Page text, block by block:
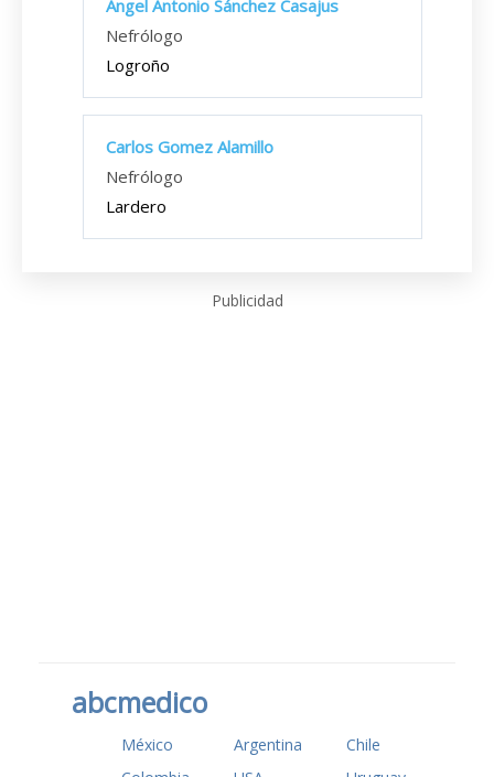
Ángel Antonio Sánchez Casajus
Nefrólogo
Logroño
Carlos Gomez Alamillo
Nefrólogo
Lardero
Publicidad
abcmedico
México Argentina
Chile